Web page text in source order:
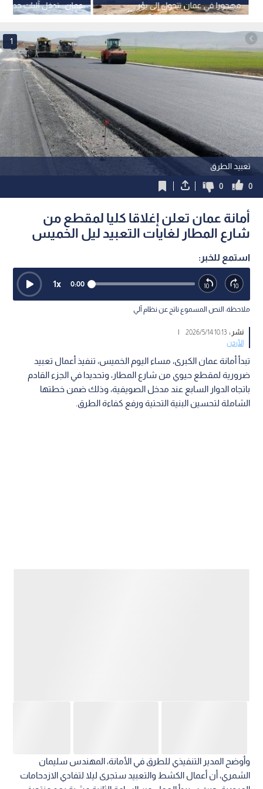
عمان : تدخل آليات جديدة
حاويات النفايات
مهجورا في عمان تتحول إلى بؤر
للجريمة وسط غياب المرجعية والرقابة
تعبيد الطرق
1
0
0
أمانة عمان تعلن إغلاقا كليا لمقطع من
شارع المطار لغايات التعبيد ليل الخميس
استمع للخبر:
0:00
1x
ملاحظة: النص المسموع ناتج عن نظام آلي
نشر :10:13 2026/5/14
|
الأردن
تبدأ أمانة عمان الكبرى، مساء اليوم الخميس، تنفيذ أعمال تعبيد
ضرورية لمقطع حيوي من شارع المطار، وتحديدا في الجزء القادم
باتجاه الدوار السابع عند مدخل الصويفية، وذلك ضمن خطتها
الشاملة لتحسين البنية التحتية ورفع كفاءة الطرق.
وأوضح المدير التنفيذي للطرق في الأمانة، المهندس سليمان
الشمري، أن أعمال الكشط والتعبيد ستجرى ليلا لتفادي الازدحامات